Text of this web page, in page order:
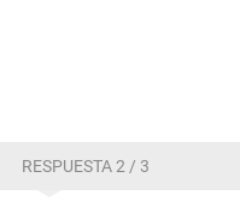
RESPUESTA 2 / 3